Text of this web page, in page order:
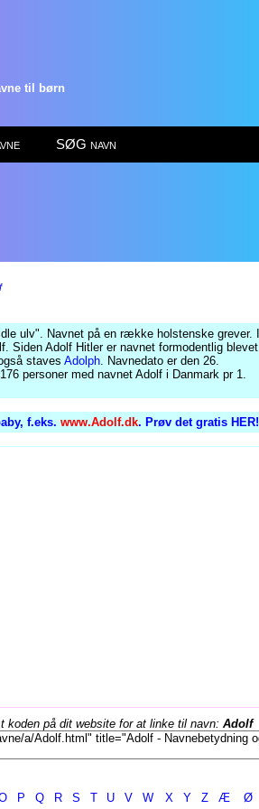
til børn
SØG navn
ulv". Navnet på en række holstenske grever. I
Siden Adolf Hitler er navnet formodentlig blevet
staves Adolph. Navnedato er den 26.
personer med navnet Adolf i Danmark pr 1.
f.eks. www.Adolf.dk. Prøv det gratis HER!
koden på dit website for at linke til navn: Adolf
P Q R S T U V W X Y Z Æ Ø